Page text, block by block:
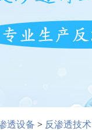
透设备 > 反渗透技术